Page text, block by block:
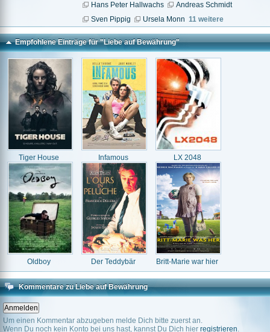
Hans Peter Hallwachs
Andreas Schmidt
Sven Pippig
Ursela Monn 11 weitere
Empfohlene Einträge für "Liebe auf Bewährung"
Tiger House Infamous LX 2048
Oldboy Der Teddybär Britt-Marie war hier
Kommentare zu Liebe auf Bewährung
Um einen Kommentar abzugeben melde Dich bitte zuerst an.
Wenn Du noch kein Konto bei uns hast, kannst Du Dich hier registrieren.